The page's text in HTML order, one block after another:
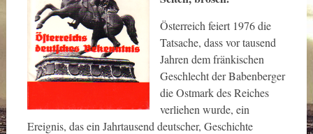
Österreich feiert 1976 die
Tatsache, dass vor tausend
Jahren dem fränkischen
Geschlecht der Babenberger
die Ostmark des Reiches
verliehen wurde, ein
Ereignis, das ein Jahrtausend deutscher, Geschichte